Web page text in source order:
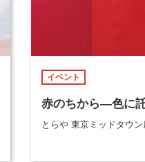
イベント
赤のちから―色に
とらや 東京ミッドタウ